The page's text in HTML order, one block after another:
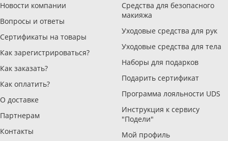
Новости компании
Вопросы и ответы
Сертификаты на товары
Как зарегистрироваться?
Как заказать?
Как оплатить?
О доставке
Партнерам
Контакты
Средства для безопасного
макияжа
Уходовые средства для рук
Уходовые средства для тела
Наборы для подарков
Подарить сертификат
Программа лояльности UDS
Инструкция к сервису
"Подели"
Мой профиль